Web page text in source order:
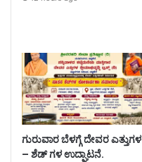
ಗುರುವಾರ ಬೆಳಗ್ಗೆ ದೇವರ ಎತ್ತುಗಳ
– ಶೆಡ್ ಗಳ ಉದ್ಘಾಟನೆ.